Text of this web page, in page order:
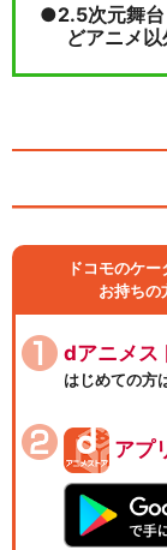
2.5次元舞
どアニメ
ドコモのケー
お持ちの
dアニメス
はじめての方
アプ